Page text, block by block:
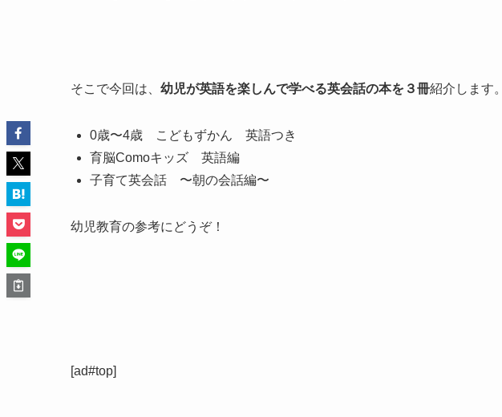
そこで今回は、 幼児が英語を楽しんで学べる英会話の本を３冊紹介します。
0歳〜4歳 こどもずかん 英語つき
育脳Comoキッズ 英語編
子育て英会話 〜朝の会話編〜
幼児教育の参考にどうぞ！
[ad#top]